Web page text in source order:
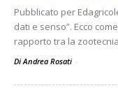
Pubblicato per
dati e senso”. Ecco
rapporto tra la
Di Andrea Rosati -